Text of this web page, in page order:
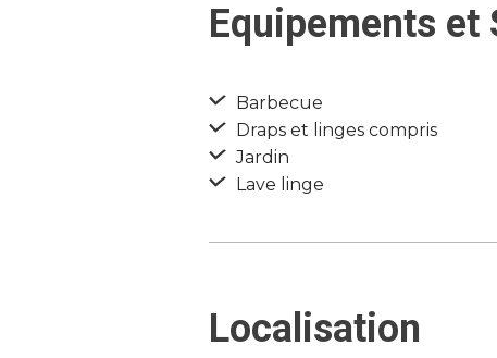
Equipements et
Barbecue
Draps et linges compris
Jardin
Lave linge
Localisation